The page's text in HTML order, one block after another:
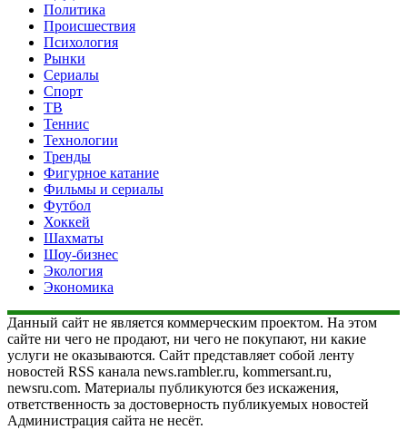
Политика
Происшествия
Психология
Рынки
Сериалы
Спорт
ТВ
Теннис
Технологии
Тренды
Фигурное катание
Фильмы и сериалы
Футбол
Хоккей
Шахматы
Шоу-бизнес
Экология
Экономика
Данный сайт не является коммерческим проектом. На этом
сайте ни чего не продают, ни чего не покупают, ни какие
услуги не оказываются. Сайт представляет собой ленту
новостей RSS канала news.rambler.ru, kommersant.ru,
newsru.com. Материалы публикуются без искажения,
ответственность за достоверность публикуемых новостей
Администрация сайта не несёт.